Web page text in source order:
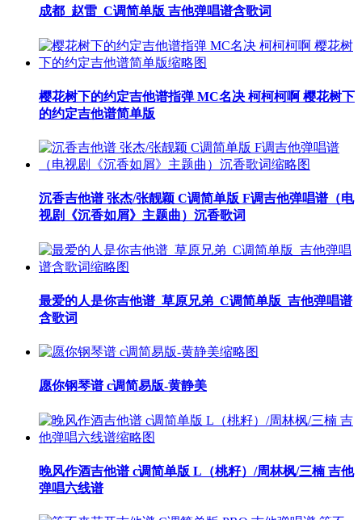
成都_赵雷_C调简单版 吉他弹唱谱含歌词
樱花树下的约定吉他谱指弹 MC名决 柯柯柯啊 樱花树下
的约定吉他谱简单版
沉香吉他谱 张杰/张靓颖 C调简单版 F调吉他弹唱谱（电
视剧《沉香如屑》主题曲）沉香歌词
最爱的人是你吉他谱_草原兄弟_C调简单版_吉他弹唱谱
含歌词
愿你钢琴谱 c调简易版-黄静美
晚风作酒吉他谱 c调简单版 L（桃籽）/周林枫/三楠 吉他
弹唱六线谱